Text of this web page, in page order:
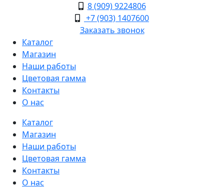
8 (909) 9224806
+7 (903) 1407600
Заказать звонок
Каталог
Магазин
Наши работы
Цветовая гамма
Контакты
О нас
Каталог
Магазин
Наши работы
Цветовая гамма
Контакты
О нас